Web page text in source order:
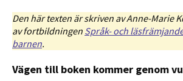
Den här texten är skriven av Anne-Marie
av fortbildningen Språk- och
barnen.
Vägen till boken kommer genom